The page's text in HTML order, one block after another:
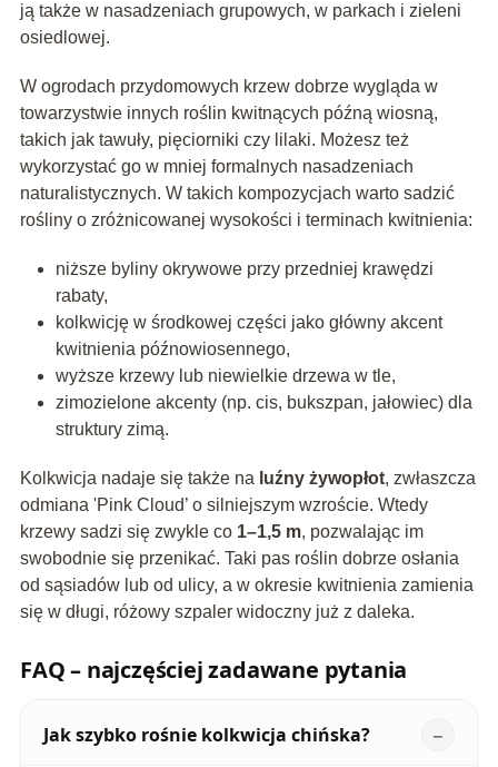
ją także w nasadzeniach grupowych, w parkach i zieleni
osiedlowej.
W ogrodach przydomowych krzew dobrze wygląda w
towarzystwie innych roślin kwitnących późną wiosną,
takich jak tawuły, pięciorniki czy lilaki. Możesz też
wykorzystać go w mniej formalnych nasadzeniach
naturalistycznych. W takich kompozycjach warto sadzić
rośliny o zróżnicowanej wysokości i terminach kwitnienia:
niższe byliny okrywowe przy przedniej krawędzi
rabaty,
kolkwicję w środkowej części jako główny akcent
kwitnienia późnowiosennego,
wyższe krzewy lub niewielkie drzewa w tle,
zimozielone akcenty (np. cis, bukszpan, jałowiec) dla
struktury zimą.
Kolkwicja nadaje się także na luźny żywopłot, zwłaszcza
odmiana 'Pink Cloud’ o silniejszym wzroście. Wtedy
krzewy sadzi się zwykle co 1–1,5 m, pozwalając im
swobodnie się przenikać. Taki pas roślin dobrze osłania
od sąsiadów lub od ulicy, a w okresie kwitnienia zamienia
się w długi, różowy szpaler widoczny już z daleka.
FAQ – najczęściej zadawane pytania
Jak szybko rośnie kolkwicja chińska?